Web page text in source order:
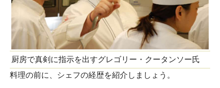
厨房で真剣に指示を出すグレゴリー・クータンソー氏
料理の前に、シェフの経歴を紹介しましょう。